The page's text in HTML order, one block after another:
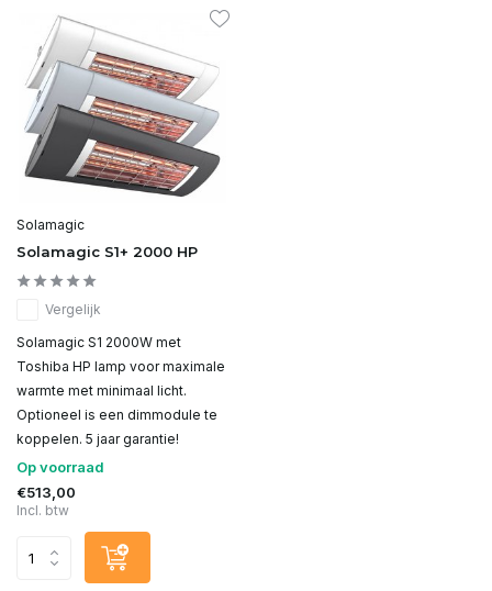
Solamagic
Solamagic S1+ 2000 HP
Vergelijk
Solamagic S1 2000W met
Toshiba HP lamp voor maximale
warmte met minimaal licht.
Optioneel is een dimmodule te
koppelen. 5 jaar garantie!
Op voorraad
€513,00
Incl. btw